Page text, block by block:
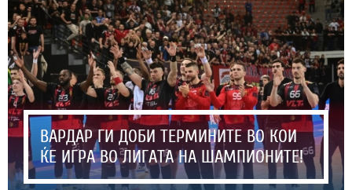
ВАРДАР ГИ ДОБИ ТЕРМИНИТЕ ВО КОИ
ЌЕ ИГРА ВО ЛИГАТА НА ШАМПИОНИТЕ!